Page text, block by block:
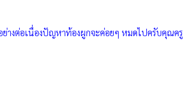
างต่อเนื่องปัญหาท้องผูกจะค่อยๆ หมดไปครับคุณครู